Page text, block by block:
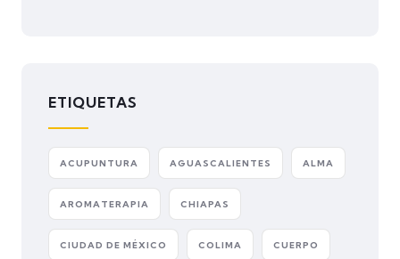
ETIQUETAS
ACUPUNTURA AGUASCALIENTES ALMA
AROMATERAPIA CHIAPAS
CIUDAD DE MÉXICO COLIMA CUERPO